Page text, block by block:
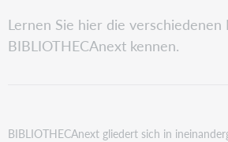
Lernen Sie hier die verschiedenen
BIBLIOTHECAnext kennen.
BIBLIOTHECAnext gliedert sich in